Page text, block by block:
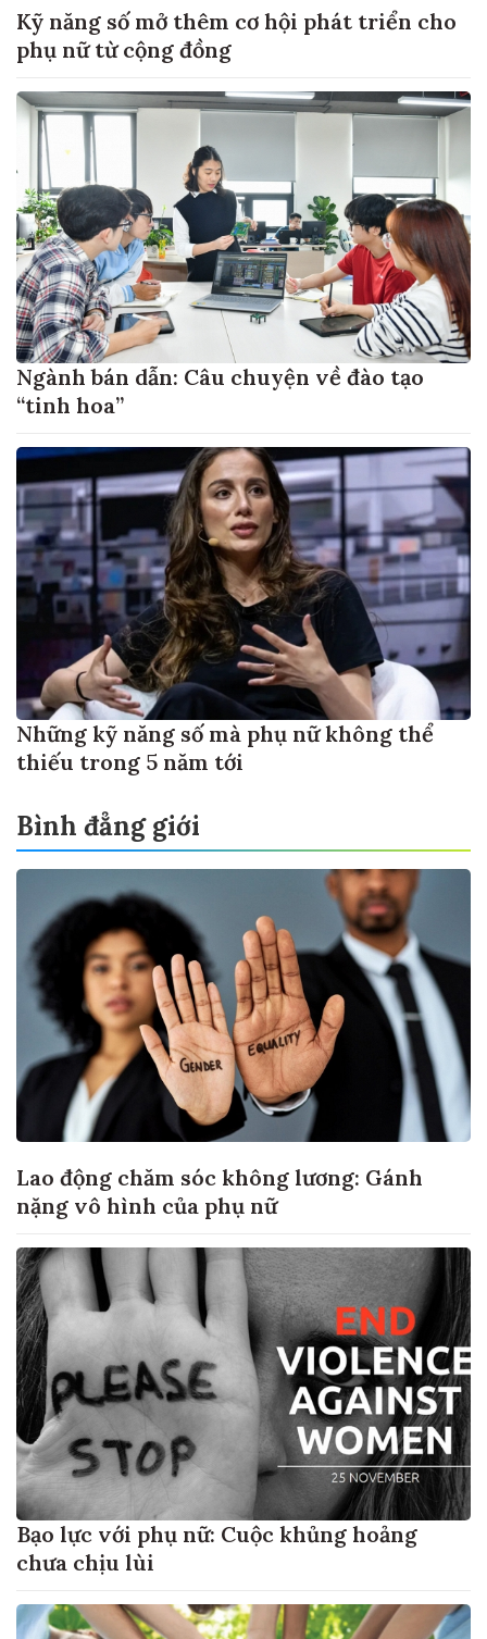
Kỹ năng số mở thêm cơ hội phát triển cho
phụ nữ từ cộng đồng
Ngành bán dẫn: Câu chuyện về đào tạo
“tinh hoa”
Những kỹ năng số mà phụ nữ không thể
thiếu trong 5 năm tới
Bình đẳng giới
Lao động chăm sóc không lương: Gánh
nặng vô hình của phụ nữ
Bạo lực với phụ nữ: Cuộc khủng hoảng
chưa chịu lùi